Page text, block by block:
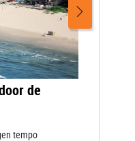
de
tempo